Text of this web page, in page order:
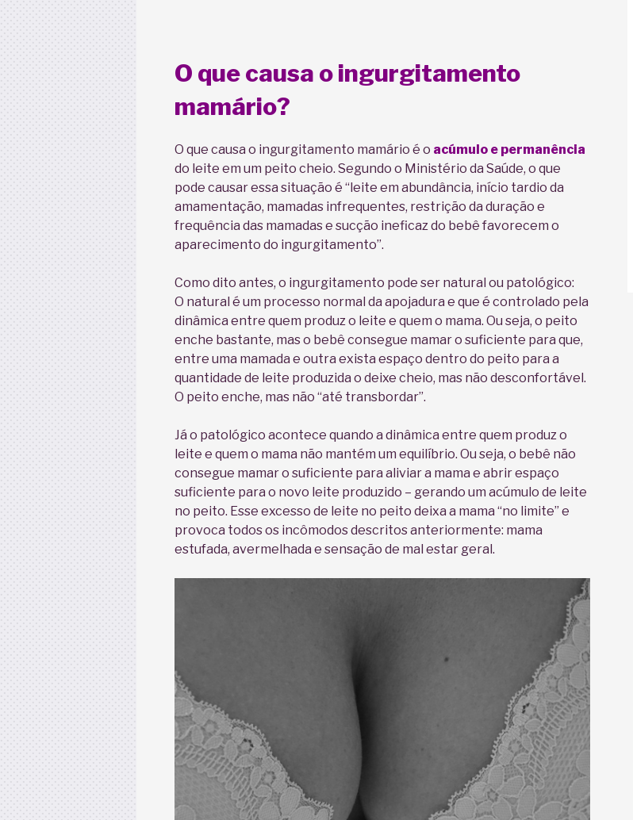
O que causa o ingurgitamento
mamário?
O que causa o ingurgitamento mamário é o acúmulo e permanência
do leite em um peito cheio. Segundo o Ministério da Saúde, o que
pode causar essa situação é “leite em abundância, início tardio da
amamentação, mamadas infrequentes, restrição da duração e
frequência das mamadas e sucção ineficaz do bebê favorecem o
aparecimento do ingurgitamento”.
Como dito antes, o ingurgitamento pode ser natural ou patológico:
O natural é um processo normal da apojadura e que é controlado pela
dinâmica entre quem produz o leite e quem o mama. Ou seja, o peito
enche bastante, mas o bebê consegue mamar o suficiente para que,
entre uma mamada e outra exista espaço dentro do peito para a
quantidade de leite produzida o deixe cheio, mas não desconfortável.
O peito enche, mas não “até transbordar”.
Já o patológico acontece quando a dinâmica entre quem produz o
leite e quem o mama não mantém um equilíbrio. Ou seja, o bebê não
consegue mamar o suficiente para aliviar a mama e abrir espaço
suficiente para o novo leite produzido – gerando um acúmulo de leite
no peito. Esse excesso de leite no peito deixa a mama “no limite” e
provoca todos os incômodos descritos anteriormente: mama
estufada, avermelhada e sensação de mal estar geral.